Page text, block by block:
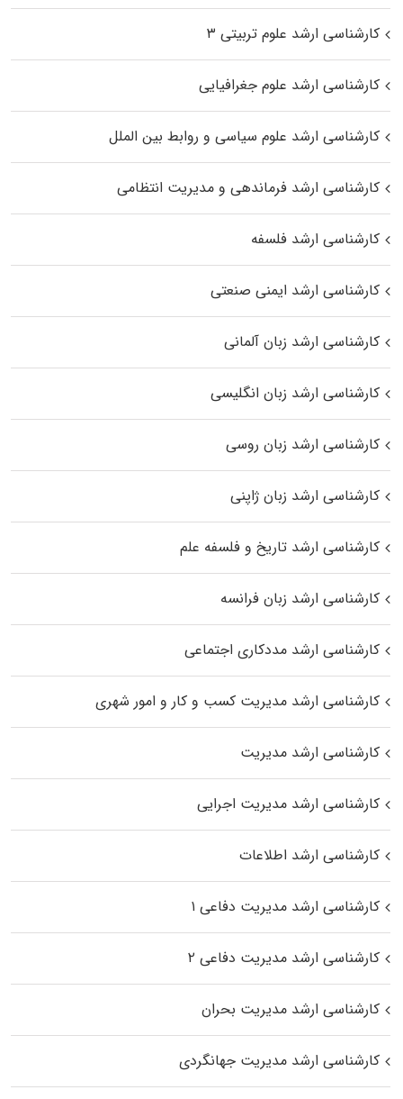
کارشناسی ارشد علوم تربیتی ۳
کارشناسی ارشد علوم جغرافیایی
کارشناسی ارشد علوم سیاسی و روابط بین الملل
کارشناسی ارشد فرماندهی و مدیریت انتظامی
کارشناسی ارشد فلسفه
کارشناسی ارشد ایمنی صنعتی
کارشناسی ارشد زبان آلمانی
کارشناسی ارشد زبان انگلیسی
کارشناسی ارشد زبان روسی
کارشناسی ارشد زبان ژاپنی
کارشناسی ارشد تاریخ و فلسفه علم
کارشناسی ارشد زبان فرانسه
کارشناسی ارشد مددکاری اجتماعی
کارشناسی ارشد مدیریت کسب و کار و امور شهری
کارشناسی ارشد مدیریت
کارشناسی ارشد مدیریت اجرایی
کارشناسی ارشد اطلاعات
کارشناسی ارشد مدیریت دفاعی ۱
کارشناسی ارشد مدیریت دفاعی ۲
کارشناسی ارشد مدیریت بحران
کارشناسی ارشد مدیریت جهانگردی